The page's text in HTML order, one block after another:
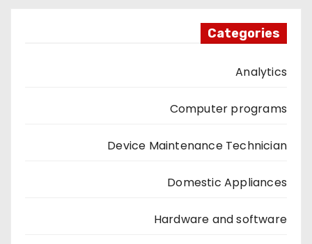
Categories
Analytics
Computer programs
Device Maintenance Technician
Domestic Appliances
Hardware and software